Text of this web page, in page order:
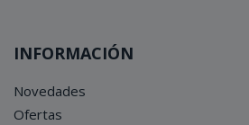
INFORMACIÓN
Novedades
Ofertas